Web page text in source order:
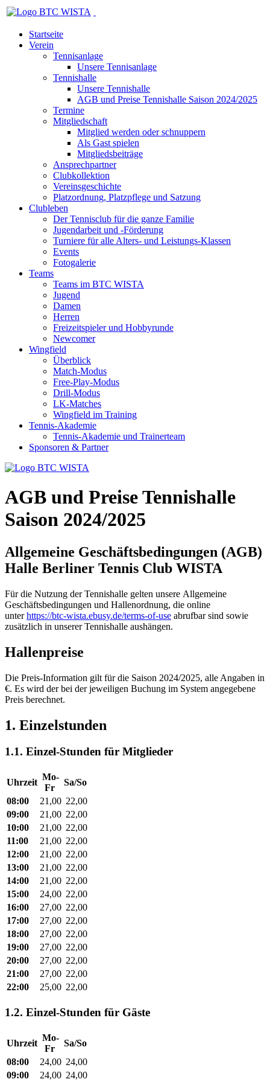
Startseite
Verein
Tennisanlage
Unsere Tennisanlage
Tennishalle
Unsere Tennishalle
AGB und Preise Tennishalle Saison 2024/2025
Termine
Mitgliedschaft
Mitglied werden oder schnuppern
Als Gast spielen
Mitgliedsbeiträge
Ansprechpartner
Clubkollektion
Vereinsgeschichte
Platzordnung, Platzpflege und Satzung
Clubleben
Der Tennisclub für die ganze Familie
Jugendarbeit und -Förderung
Turniere für alle Alters- und Leistungs-Klassen
Events
Fotogalerie
Teams
Teams im BTC WISTA
Jugend
Damen
Herren
Freizeitspieler und Hobbyrunde
Newcomer
Wingfield
Überblick
Match-Modus
Free-Play-Modus
Drill-Modus
LK-Matches
Wingfield im Training
Tennis-Akademie
Tennis-Akademie und Trainerteam
Sponsoren & Partner
AGB und Preise Tennishalle
Saison 2024/2025
Allgemeine Geschäftsbedingungen (AGB)
Halle Berliner Tennis Club WISTA
Für die Nutzung der Tennishalle gelten unsere Allgemeine
Geschäftsbedingungen und Hallenordnung, die online
unterhttps://btc-wista.ebusy.de/terms-of-use abrufbar sind sowie
zusätzlich in unserer Tennishalle aushängen.
Hallenpreise
Die Preis-Information gilt für die Saison 2024/2025, alle Angaben in
€. Es wird der bei der jeweiligen Buchung im System angegebene
Preis berechnet.
1. Einzelstunden
1.1. Einzel-Stunden für Mitglieder
Uhrzeit
Mo-
Fr
Sa/So
08:00
21,00 22,00
09:00
21,00 22,00
10:00
21,00 22,00
11:00
21,00 22,00
12:00
21,00 22,00
13:00
21,00 22,00
14:00
21,00 22,00
15:00
24,00 22,00
16:00
27,00 22,00
17:00
27,00 22,00
18:00
27,00 22,00
19:00
27,00 22,00
20:00
27,00 22,00
21:00
27,00 22,00
22:00
25,00 22,00
1.2. Einzel-Stunden für Gäste
Uhrzeit
Mo-
Fr
Sa/So
08:00
24,00 24,00
09:00
24,00 24,00